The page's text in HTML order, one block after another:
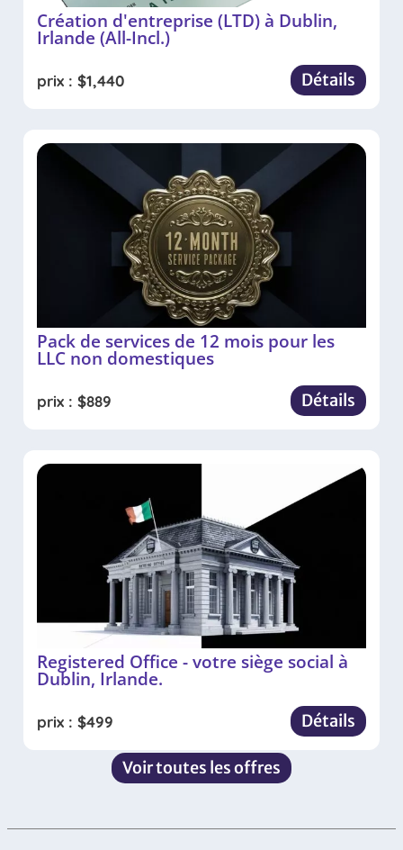
Création d'entreprise (LTD) à Dublin,
Irlande (All-Incl.)
prix : $1,440 Détails
Pack de services de 12 mois pour les
LLC non domestiques
prix : $889 Détails
Registered Office - votre siège social à
Dublin, Irlande.
prix : $499 Détails
Voir toutes les offres